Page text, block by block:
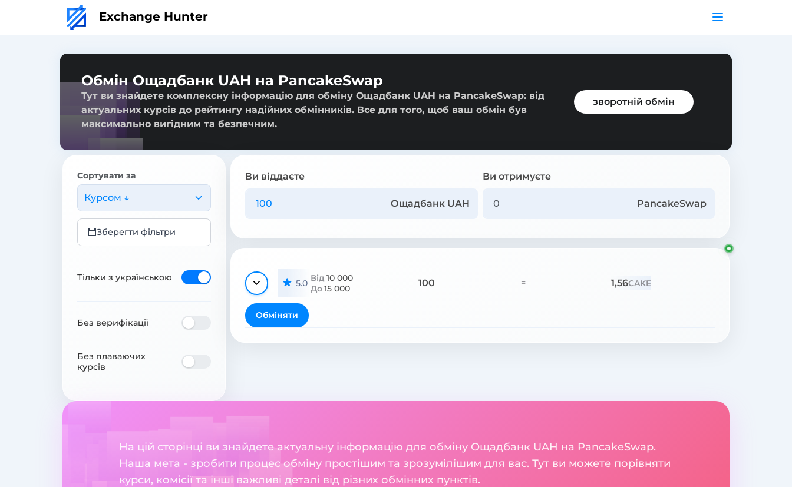
Exchange Hunter
Обмін Ощадбанк UAH на PancakeSwap
Тут ви знайдете комплексну інформацію для обміну Ощадбанк UAH на PancakeSwap: від
актуальних курсів до рейтингу надійних обмінників. Все для того, щоб ваш обмін був
максимально вигідним та безпечним.
зворотній обмін
Сортувати за
Курсом ↓
Зберегти фільтри
Тільки з українською
Без верифікації
Без плаваючих
курсів
Ви віддаєте
Ощадбанк UAH
Ви отримуєте
PancakeSwap
5.0 Від 10 000
До15 000 100 = 1,56CAKE
Обміняти
На цій сторінці ви знайдете актуальну інформацію для обміну Ощадбанк UAH на PancakeSwap.
Наша мета - зробити процес обміну простішим та зрозумілішим для вас. Тут ви можете порівняти
курси, комісії та інші важливі деталі від різних обмінних пунктів.